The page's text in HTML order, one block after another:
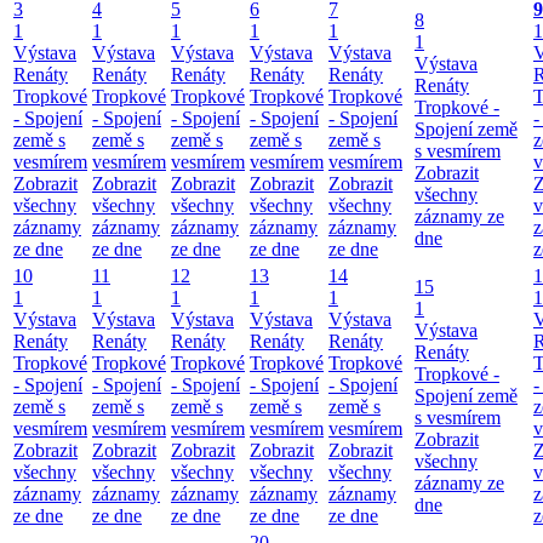
3
1
Výstava
Renáty
Tropkové
- Spojení
země s
vesmírem
Zobrazit
všechny
záznamy
ze dne
4
1
Výstava
Renáty
Tropkové
- Spojení
země s
vesmírem
Zobrazit
všechny
záznamy
ze dne
5
1
Výstava
Renáty
Tropkové
- Spojení
země s
vesmírem
Zobrazit
všechny
záznamy
ze dne
6
1
Výstava
Renáty
Tropkové
- Spojení
země s
vesmírem
Zobrazit
všechny
záznamy
ze dne
7
1
Výstava
Renáty
Tropkové
- Spojení
země s
vesmírem
Zobrazit
všechny
záznamy
ze dne
8
1
Výstava
Renáty
Tropkové -
Spojení země
s vesmírem
Zobrazit
všechny
záznamy ze
dne
9
1
-
10
1
Výstava
Renáty
Tropkové
- Spojení
země s
vesmírem
Zobrazit
všechny
záznamy
ze dne
11
1
Výstava
Renáty
Tropkové
- Spojení
země s
vesmírem
Zobrazit
všechny
záznamy
ze dne
12
1
Výstava
Renáty
Tropkové
- Spojení
země s
vesmírem
Zobrazit
všechny
záznamy
ze dne
13
1
Výstava
Renáty
Tropkové
- Spojení
země s
vesmírem
Zobrazit
všechny
záznamy
ze dne
14
1
Výstava
Renáty
Tropkové
- Spojení
země s
vesmírem
Zobrazit
všechny
záznamy
ze dne
15
1
Výstava
Renáty
Tropkové -
Spojení země
s vesmírem
Zobrazit
všechny
záznamy ze
dne
1
-